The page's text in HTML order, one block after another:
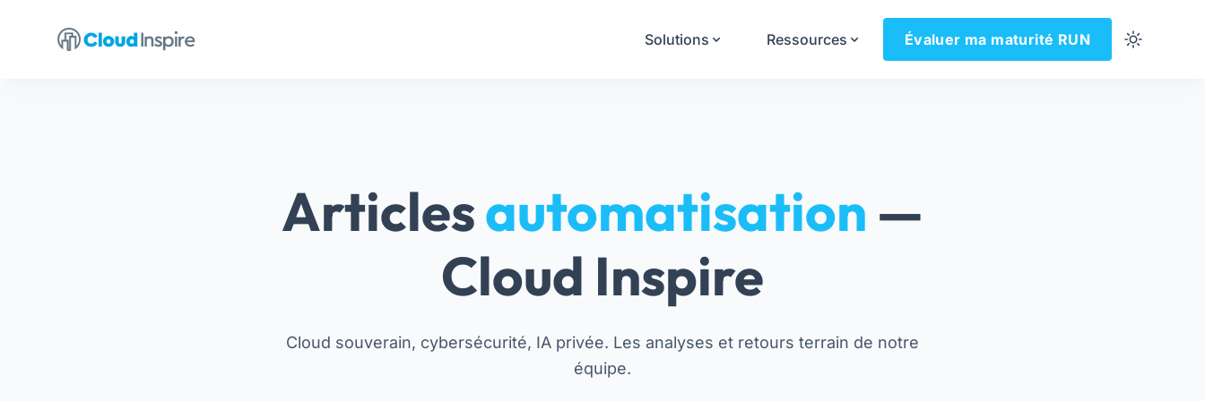
Solutions Ressources Évaluer ma maturité RUN
Articlesautomatisation —
Cloud Inspire
Cloud souverain, cybersécurité, IA privée. Les analyses et retours terrain de notre
équipe.